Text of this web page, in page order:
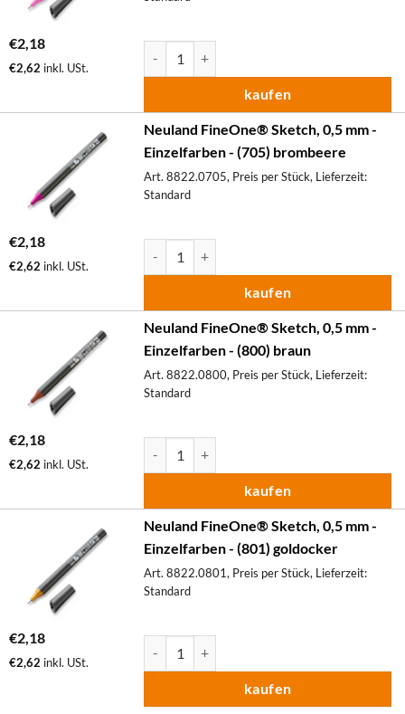
€2,18
€2,62 inkl. USt.
kaufen
Neuland FineOne® Sketch, 0,5 mm -
Einzelfarben - (705) brombeere
Art. 8822.0705, Preis per Stück, Lieferzeit:
Standard
€2,18
€2,62 inkl. USt.
kaufen
Neuland FineOne® Sketch, 0,5 mm -
Einzelfarben - (800) braun
Art. 8822.0800, Preis per Stück, Lieferzeit:
Standard
€2,18
€2,62 inkl. USt.
kaufen
Neuland FineOne® Sketch, 0,5 mm -
Einzelfarben - (801) goldocker
Art. 8822.0801, Preis per Stück, Lieferzeit:
Standard
€2,18
€2,62 inkl. USt.
kaufen